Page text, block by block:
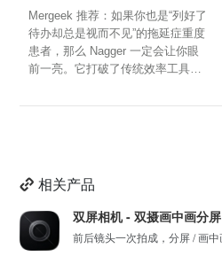
Mergeek 推荐：如果你也是“列好了
待办却总是视而不见”的拖延症重度
患者，那么 Nagger 一定会让你眼
前一亮。它打破了传统效率工具冰
相关产品
双屏相机 - 双摄画中画分屏